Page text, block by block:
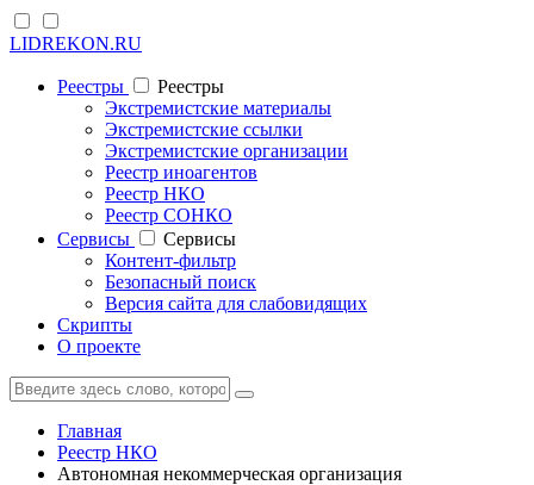
LIDREKON.RU
Реестры
Реестры
Экстремистские материалы
Экстремистские ссылки
Экстремистские организации
Реестр иноагентов
Реестр НКО
Реестр СОНКО
Cервисы
Cервисы
Контент-фильтр
Безопасный поиск
Версия сайта для слабовидящих
Скрипты
О проекте
Главная
Реестр НКО
Автономная некоммерческая организация